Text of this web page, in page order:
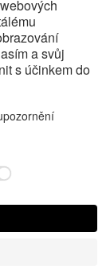
GmbH probíhá na
společnosti
známky
souborů cookie